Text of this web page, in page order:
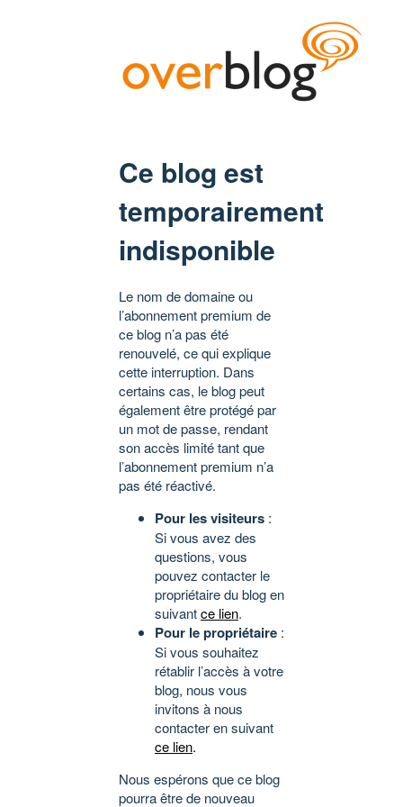
Ce blog est
temporairement
indisponible
Le nom de domaine ou
l’abonnement premium de
ce blog n’a pas été
renouvelé, ce qui explique
cette interruption. Dans
certains cas, le blog peut
également être protégé par
un mot de passe, rendant
son accès limité tant que
l’abonnement premium n’a
pas été réactivé.
Pour les visiteurs :
Si vous avez des
questions, vous
pouvez contacter le
propriétaire du blog en
suivantce lien.
Pour le propriétaire :
Si vous souhaitez
rétablir l’accès à votre
blog, nous vous
invitons à nous
contacter en suivant
ce lien.
Nous espérons que ce blog
pourra être de nouveau